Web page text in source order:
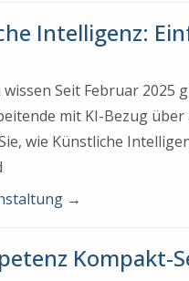
Intelligenz:
wissen Seit Februar
mit KI-Bezug
wie Künstliche
→
Kompakt-